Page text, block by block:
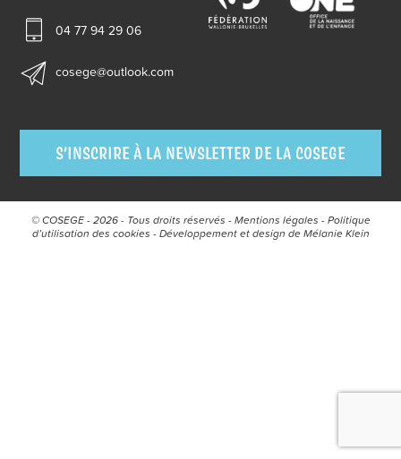
04 77 94 29 06
cosege@outlook.com
S’INSCRIRE À LA NEWSLETTER DE LA COSEGE
© COSEGE - 2026 - Tous droits réservés - Mentions légales - Politique
d’utilisation des cookies - Développement et design deMélanie Klein